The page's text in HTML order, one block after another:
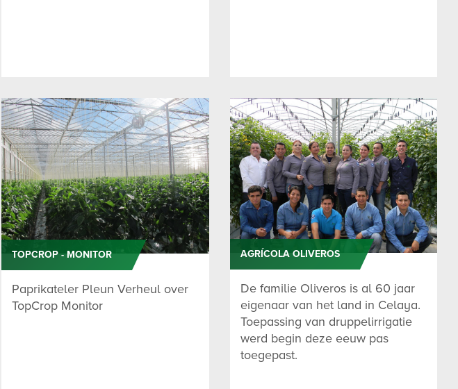
TOPCROP - MONITOR
Paprikateler Pleun Verheul over
TopCrop Monitor
AGRÍCOLA OLIVEROS
De familie Oliveros is al 60 jaar
eigenaar van het land in Celaya.
Toepassing van druppelirrigatie
werd begin deze eeuw pas
toegepast.